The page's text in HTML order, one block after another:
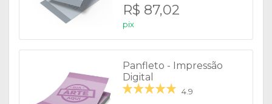
R$ 87,02
pix
Panfleto - Impressão
Digital
4.9